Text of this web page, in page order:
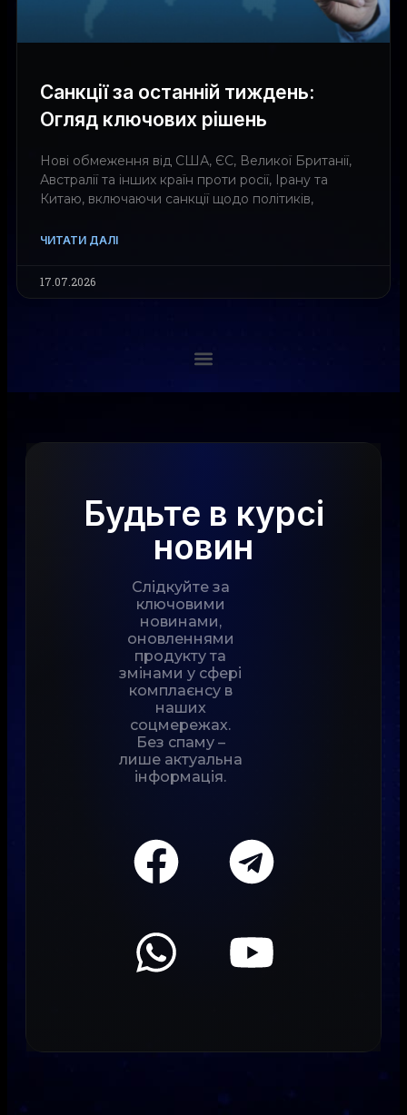
Санкції за останній тиждень:
Огляд ключових рішень
Нові обмеження від США, ЄС, Великої Британії,
Австралії та інших країн проти росії, Ірану та
Китаю, включаючи санкції щодо політиків,
ЧИТАТИ ДАЛІ
17.07.2026
Будьте в курсі
новин
Слідкуйте за
ключовими
новинами,
оновленнями
продукту та
змінами у сфері
комплаєнсу в
наших
соцмережах.
Без спаму –
лише актуальна
інформація.